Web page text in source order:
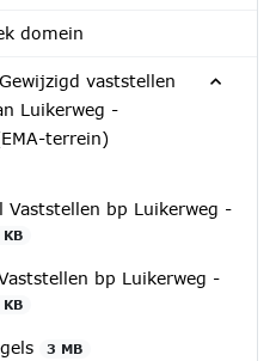
domein
vaststellen
Luikerweg -
terrein)
Vaststellen bp Luikerweg -
bp Luikerweg -
3 MB